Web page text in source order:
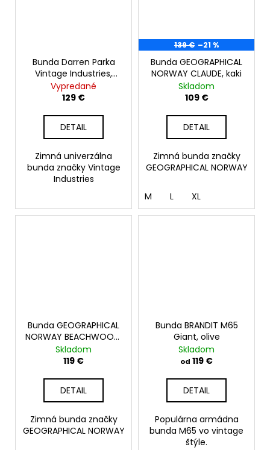
Bunda Darren Parka
Vintage Industries,
dark olive
Vypredané
129 €
DETAIL
Zimná univerzálna
bunda značky Vintage
Industries
139 € –21 %
Bunda GEOGRAPHICAL
NORWAY CLAUDE, kaki
Skladom
109 €
DETAIL
Zimná bunda značky
GEOGRAPHICAL NORWAY
M L XL
Bunda GEOGRAPHICAL
NORWAY BEACHWOOD,
čierna
Skladom
119 €
DETAIL
Zimná bunda značky
GEOGRAPHICAL NORWAY
Bunda BRANDIT M65
Giant, olive
Skladom
od 119 €
DETAIL
Populárna armádna
bunda M65 vo vintage
štýle.